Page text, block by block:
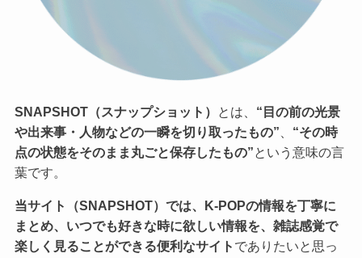
SNAPSHOT（スナップショット） とは、 “目の前の光景
や出来事・人物などの一瞬を切り取ったもの”
“その時
点の状態をそのまま丸ごと保存したもの”という意味の言
葉です。
当サイト（SNAPSHOT）では、K-POPの情報を丁寧に
まとめ、いつでも好きな時に欲しい情報を、雑誌感覚で
楽しく見ることができる便利なサイト でありたいと思っ